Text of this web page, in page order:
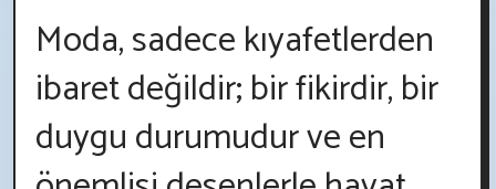
Moda, sadece kıyafetlerden
ibaret değildir; bir fikirdir, bir
duygu durumudur ve en